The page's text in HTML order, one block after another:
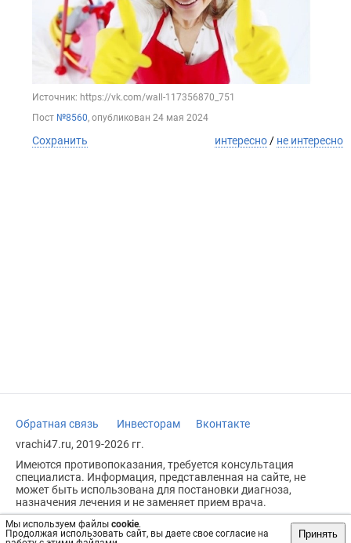
Мы используем файлы cookie.
Продолжая использовать сайт, вы даете свое согласие на
Принять
Источник: https://vk.com/wall-117356870_751
Пост №8560, опубликован 24 мая 2024
Сохранить интересно / не интересно
Обратная связь Инвесторам
Вконтакте
vrachi47.ru, 2019-2026 гг.
Имеются противопоказания, требуется консультация
специалиста. Информация, представленная на сайте, не
может быть использована для постановки диагноза,
назначения лечения и не заменяет прием врача.
Возрастное ограничение: 18+